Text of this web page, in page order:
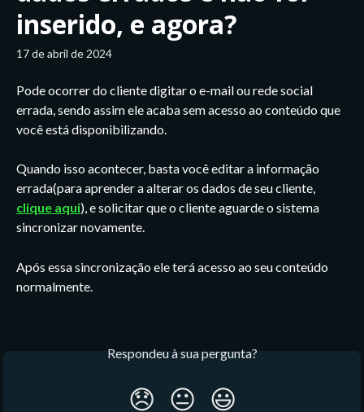
inserido, e agora?
17 de abril de 2024
Pode ocorrer do cliente digitar o e-mail ou rede social
errada, sendo assim ele acaba sem acesso ao conteúdo que
você está disponibilizando.
Quando isso acontecer, basta você editar a informação
errada(para aprender a alterar os dados de seu cliente,
clique aqui), e solicitar que o cliente aguarde o sistema
sincronizar novamente.
Após essa sincronização ele terá acesso ao seu conteúdo
normalmente.
Respondeu à sua pergunta?
😞 😐 😃